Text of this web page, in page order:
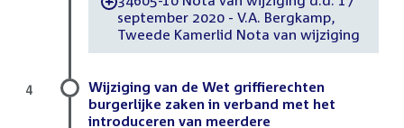
september 2020 - V.A. Bergkamp,
Tweede Kamerlid Nota van wijziging
Wijziging van de Wet griffierechten
burgerlijke zaken in verband met het
introduceren van meerdere
4